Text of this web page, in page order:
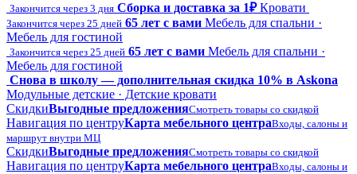
Закончится через 3 дня Сборка и доставка за 1₽ Кровати
Закончится через 25 дней 65 лет с вами Мебель для спальни ·
Мебель для гостиной
Закончится через 25 дней 65 лет с вами Мебель для спальни ·
Мебель для гостиной
Снова в школу — дополнительная скидка 10% в Askona
Модульные детские · Детские кровати
СкидкиВыгодные предложенияСмотреть товары со скидкой
Навигация по центруКарта мебельного центраВходы, салоны и
маршрут внутри МЦ
СкидкиВыгодные предложенияСмотреть товары со скидкой
Навигация по центруКарта мебельного центраВходы, салоны и